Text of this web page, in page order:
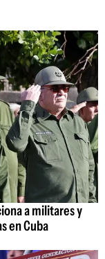
a militares y
en Cuba